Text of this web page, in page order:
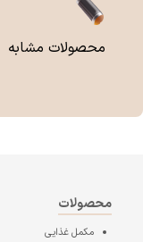
محصولات مشابه
محصولات
مکمل غذایی